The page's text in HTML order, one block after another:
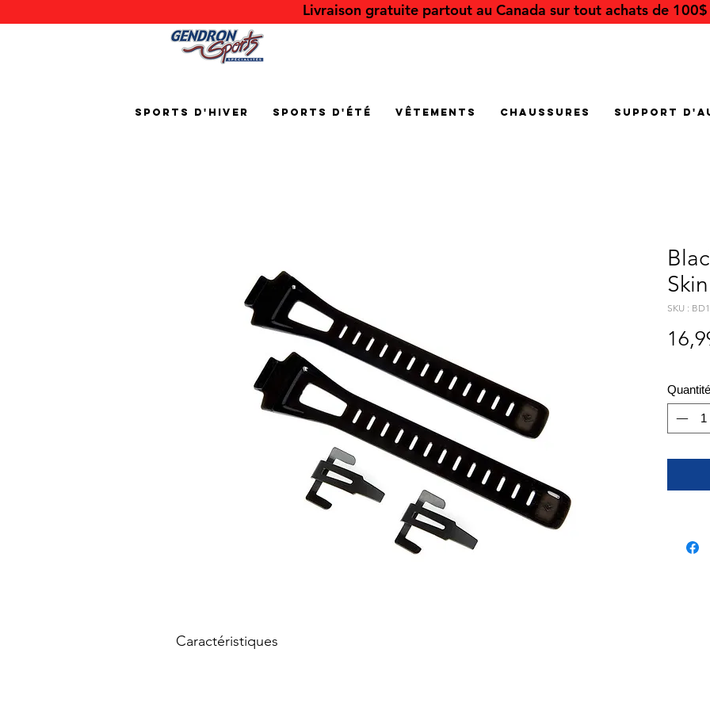
Livraison gratuite partout au Canada sur tout achats de
Sports d'hiver Sports d'été Vêtements Chaussures Support
SKU :
Quantité
Caractéristiques